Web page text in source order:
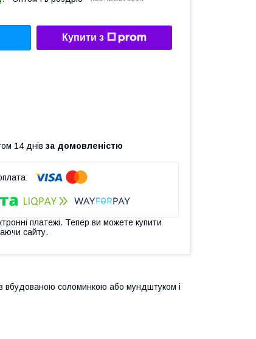
Купити з
14 днів за домовленістю
платежі. Тепер ви можете купити
сайту.
вбудованою соломинкою або мундштуком і